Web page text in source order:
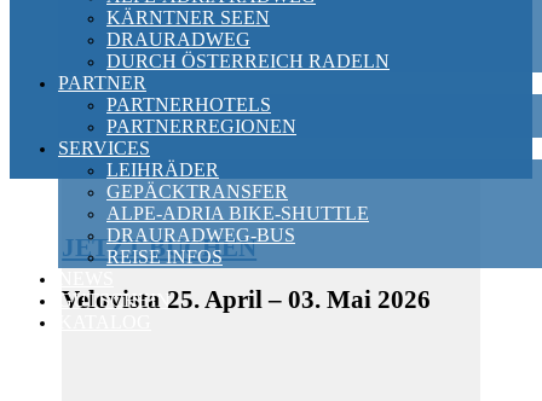
KÄRNTNER SEEN
DRAURADWEG
DURCH ÖSTERREICH RADELN
PARTNER
PARTNERHOTELS
PARTNERREGIONEN
SERVICES
LEIHRÄDER
GEPÄCKTRANSFER
ALPE-ADRIA BIKE-SHUTTLE
DRAURADWEG-BUS
REISE INFOS
GUTSCHEIN
JETZT BUCHEN
Velovista 25. April – 03. Mai 2026